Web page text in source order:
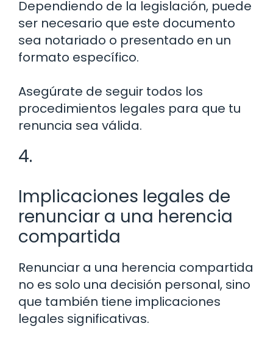
Dependiendo de la legislación, puede
ser necesario que este documento
sea notariado o presentado en un
formato específico.
Asegúrate de seguir todos los
procedimientos legales para que tu
renuncia sea válida.
4.
Implicaciones legales de
renunciar a una herencia
compartida
Renunciar a una herencia compartida
no es solo una decisión personal, sino
que también tiene implicaciones
legales significativas.